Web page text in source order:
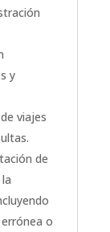
y
viajes
de
o